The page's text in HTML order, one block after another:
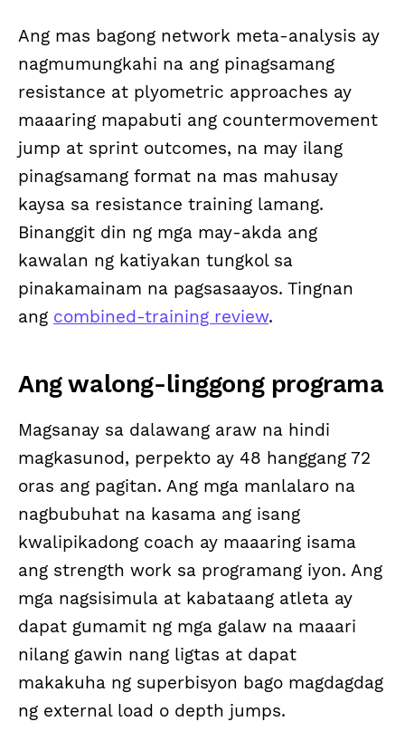
Ang mas bagong network meta-analysis ay
nagmumungkahi na ang pinagsamang
resistance at plyometric approaches ay
maaaring mapabuti ang countermovement
jump at sprint outcomes, na may ilang
pinagsamang format na mas mahusay
kaysa sa resistance training lamang.
Binanggit din ng mga may-akda ang
kawalan ng katiyakan tungkol sa
pinakamainam na pagsasaayos. Tingnan
ang combined-training review.
Ang walong-linggong programa
Magsanay sa dalawang araw na hindi
magkasunod, perpekto ay 48 hanggang 72
oras ang pagitan. Ang mga manlalaro na
nagbubuhat na kasama ang isang
kwalipikadong coach ay maaaring isama
ang strength work sa programang iyon. Ang
mga nagsisimula at kabataang atleta ay
dapat gumamit ng mga galaw na maaari
nilang gawin nang ligtas at dapat
makakuha ng superbisyon bago magdagdag
ng external load o depth jumps.